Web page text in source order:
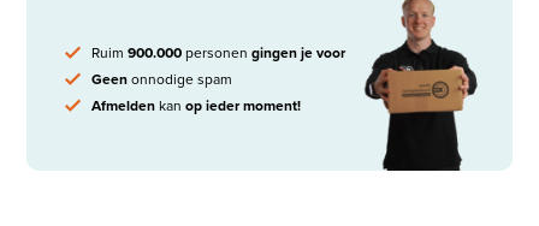
Ruim900.000personengingen je voor
Geenonnodige spam
Afmeldenkanop ieder moment!